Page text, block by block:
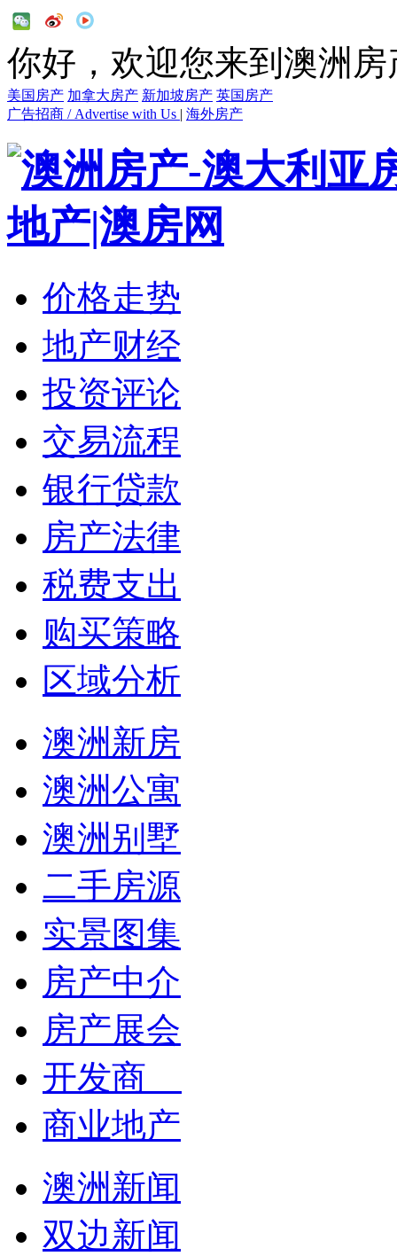
你好，欢迎您来到澳洲房
美国房产 加拿大房产 新加坡房产 英国房产
广告招商 / Advertise with Us | 海外房产
价格走势
地产财经
投资评论
交易流程
银行贷款
房产法律
税费支出
购买策略
区域分析
澳洲新房
澳洲公寓
澳洲别墅
二手房源
实景图集
房产中介
房产展会
开发商
商业地产
澳洲新闻
双边新闻